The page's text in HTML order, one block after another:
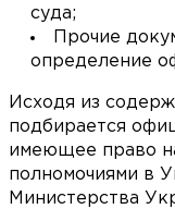
суда;
Прочие
определение
Исходя из
подбирается
имеющее право
полномочиями в
Министерства